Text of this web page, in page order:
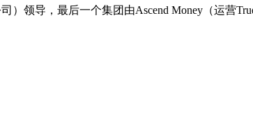
领导，最后一个集团由Ascend Money（运营